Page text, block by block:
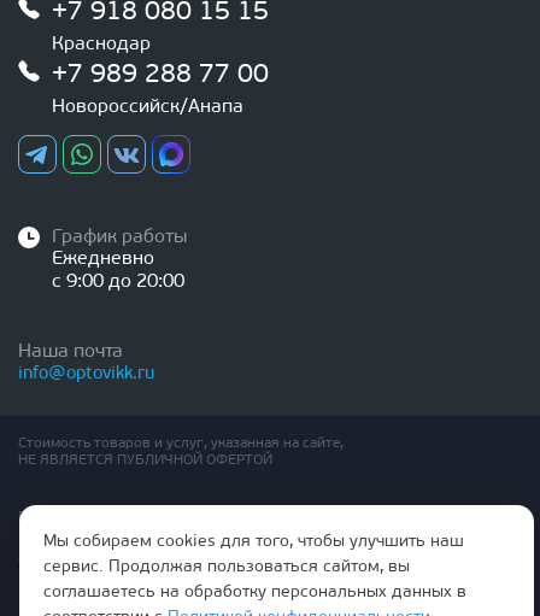
+7 918 080 15 15
Краснодар
+7 989 288 77 00
Новороссийск/Анапа
График работы
Ежедневно
с 9:00 до 20:00
Наша почта
info@optovikk.ru
Стоимость товаров и услуг, указанная на сайте,
НЕ ЯВЛЯЕТСЯ ПУБЛИЧНОЙ ОФЕРТОЙ
Правила эксплутации входных и межкомнатных дверей
Политика обработки персональных данных
Согласие на обработку персональных данных
Мы собираем cookies для того, чтобы улучшить наш
сервис. Продолжая пользоваться сайтом, вы
соглашаетесь на обработку персональных данных в